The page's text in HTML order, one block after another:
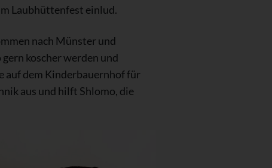
Laubhüttenfest einlud.
nach Münster und
koscher werden und
auf dem Kinderbauernhof für
aus und hilft Shlomo, die